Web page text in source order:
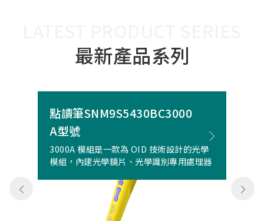
最新產品系列
點讀筆SNM9S5430BC3000
A型號
3000A 模組是一款為 OID 技術設計的光學
模組，內建光學鏡片、光學識別專用處理器